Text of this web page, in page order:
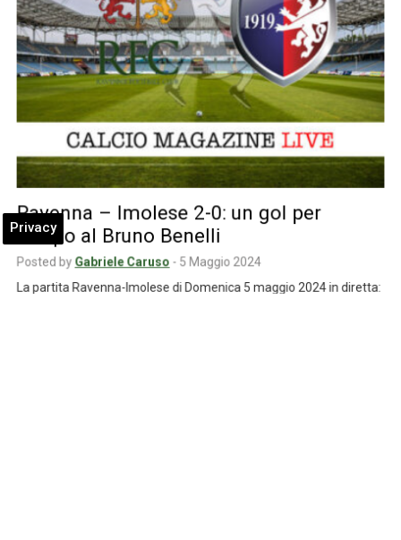
Ravenna – Imolese 2-0: un gol per
tempo al Bruno Benelli
Posted by Gabriele Caruso - 5 Maggio 2024
La partita Ravenna-Imolese di Domenica 5 maggio 2024 in diretta:
Privacy